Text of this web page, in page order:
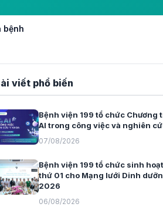
bệnh
viết phổ biến
Bệnh viện 199 tổ chức Chương
AI trong công việc và nghiên
07/08/2026
Bệnh viện 199 tổ chức sinh
thứ 01 cho Mạng lưới Dinh
2026
06/08/2026